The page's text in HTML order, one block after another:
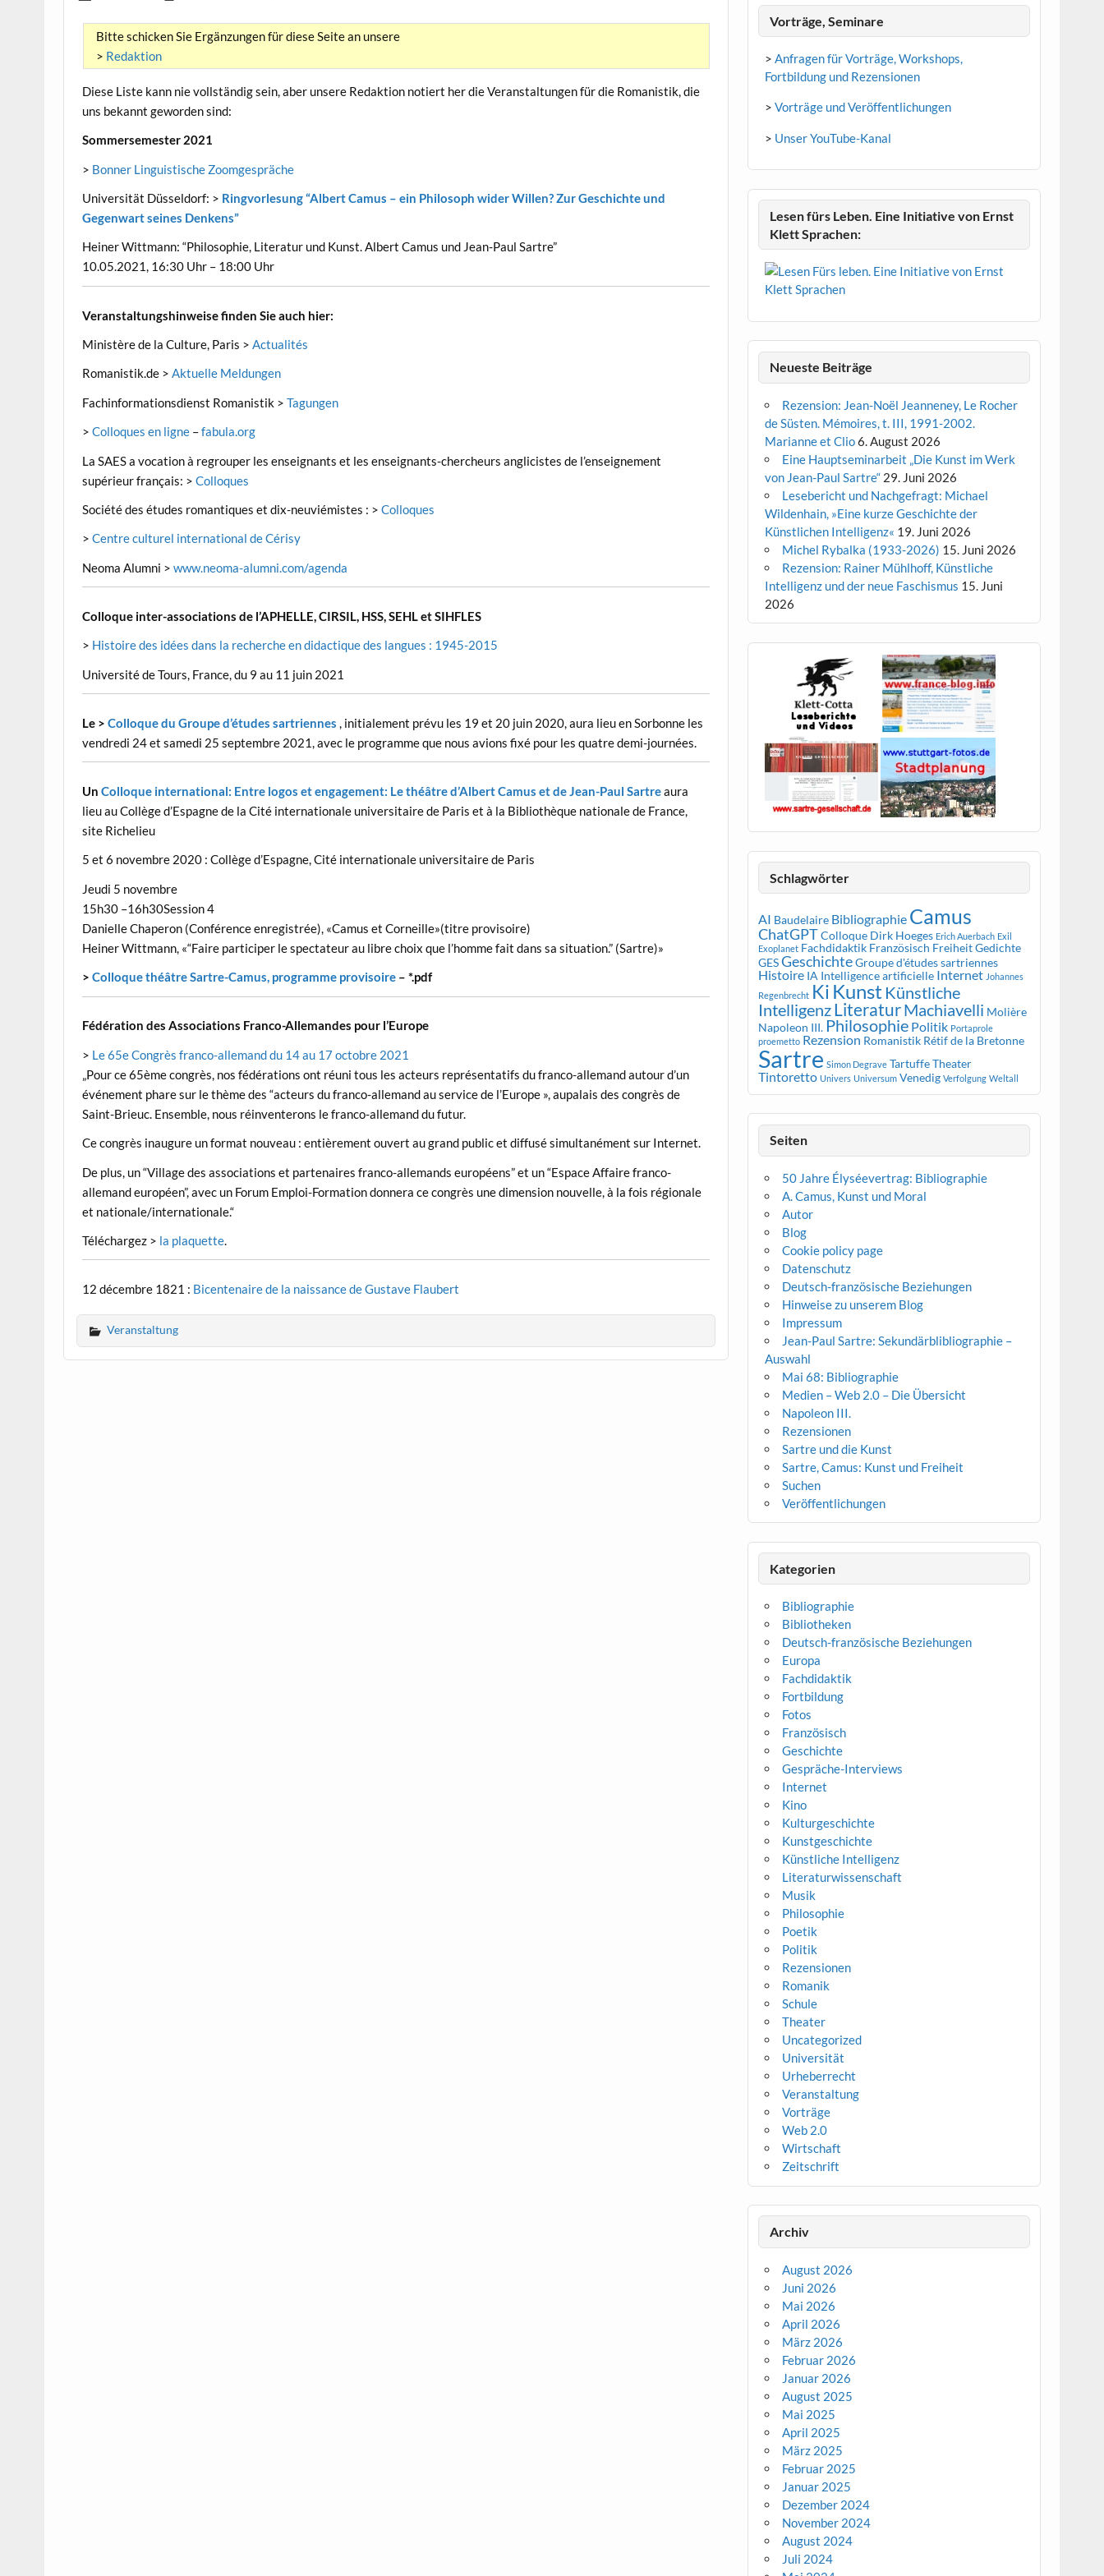
Bitte schicken Sie Ergänzungen für diese Seite an unsere
> Redaktion
Diese Liste kann nie vollständig sein, aber unsere Redaktion notiert her die Veranstaltungen für die Romanistik, die
uns bekannt geworden sind:
Sommersemester 2021
> Bonner Linguistische Zoomgespräche
Universität Düsseldorf: > Ringvorlesung “Albert Camus – ein Philosoph wider Willen? Zur Geschichte und
Gegenwart seines Denkens”
Heiner Wittmann: “Philosophie, Literatur und Kunst. Albert Camus und Jean-Paul Sartre”
10.05.2021, 16:30 Uhr – 18:00 Uhr
Veranstaltungshinweise finden Sie auch hier:
Ministère de la Culture, Paris >Actualités
Romanistik.de >Aktuelle Meldungen
Fachinformationsdienst Romanistik >Tagungen
>Colloques en ligne –fabula.org
La SAES a vocation à regrouper les enseignants et les enseignants-chercheurs anglicistes de l’enseignement
supérieur français: >Colloques
Société des études romantiques et dix-neuviémistes : >Colloques
>Centre culturel international de Cérisy
Neoma Alumni >www.neoma-alumni.com/agenda
Colloque inter-associations de l’APHELLE, CIRSIL, HSS, SEHL et SIHFLES
> Histoire des idées dans la recherche en didactique des langues : 1945-2015
Université de Tours, France, du 9 au 11 juin 2021
Le >Colloque du Groupe d’études sartriennes , initialement prévu les 19 et 20 juin 2020, aura lieu en Sorbonne les
vendredi 24 et samedi 25 septembre 2021, avec le programme que nous avions fixé pour les quatre demi-journées.
UnColloque international: Entre logos et engagement: Le théâtre d’Albert Camus et de Jean-Paul Sartreaura
lieu au Collège d’Espagne de la Cité internationale universitaire de Paris et à la Bibliothèque nationale de France,
site Richelieu
5 et 6 novembre 2020 :Collège d’Espagne,Cité internationale universitairede Paris
Jeudi 5 novembre
15h30 –16h30Session 4
Danielle Chaperon (Conférence enregistrée), «Camus et Corneille»(titre provisoire)
Heiner Wittmann, «“Faire participer le spectateur au libre choix que l’homme fait dans sasituation.” (Sartre)»
>Colloque théâtre Sartre-Camus, programme provisoire – *.pdf
Fédération des Associations Franco-Allemandes pour l’Europe
> Le 65e Congrès franco-allemand du 14 au 17 octobre 2021
„Pour ce 65ème congrès, nos fédérations ont réuni tous les acteurs représentatifs du franco-allemand autour d’un
événement phare sur le thème des “acteurs du franco-allemand au service de l’Europe », aupalais des congrès de
Saint-Brieuc. Ensemble, nous réinventerons le franco-allemand du futur.
Ce congrès inaugure un format nouveau : entièrement ouvert au grand public et diffusé simultanément sur Internet.
De plus, un “Village des associations et partenaires franco-allemands européens” et un “Espace Affaire franco-
allemand européen”, avec un Forum Emploi-Formation donnera ce congrès une dimension nouvelle, à la fois régionale
et nationale/internationale.“
Téléchargez > la plaquette.
12 décembre 1821 : Bicentenaire de la naissance de Gustave Flaubert
Veranstaltung
Vorträge, Seminare
> Anfragen für Vorträge, Workshops,
Fortbildung und Rezensionen
> Vorträge und Veröffentlichungen
> Unser YouTube-Kanal
Lesen fürs Leben. Eine Initiative von Ernst
Klett Sprachen:
Neueste Beiträge
Rezension: Jean-Noël Jeanneney, Le Rocher
de Süsten. Mémoires, t. III, 1991-2002.
Marianne et Clio6. August 2026
Eine Hauptseminarbeit „Die Kunst im Werk
von Jean-Paul Sartre“ 29. Juni 2026
Lesebericht und Nachgefragt: Michael
Wildenhain, »Eine kurze Geschichte der
Künstlichen Intelligenz« 19. Juni 2026
Michel Rybalka (1933-2026) 15. Juni 2026
Rezension: Rainer Mühlhoff, Künstliche
Intelligenz und der neue Faschismus 15. Juni
2026
Schlagwörter
AI Baudelaire Bibliographie Camus
ChatGPTColloque Dirk Hoeges Erich Auerbach Exil
Exoplanet Fachdidaktik Französisch FreiheitGedichte
GESGeschichteGroupe d'études sartriennes
Histoire IA Intelligence artificielle Internet Johannes
Regenbrecht Ki Kunst Künstliche
IntelligenzLiteraturMachiavelli Molière
Napoleon III. Philosophie Politik Portaprole
proemetto Rezension Romanistik Rétif de la Bretonne
Sartre Simon Degrave TartuffeTheater
Tintoretto Univers Universum Venedig Verfolgung Weltall
Seiten
50 Jahre Élyséevertrag: Bibliographie
A. Camus, Kunst und Moral
Autor
Blog
Cookie policy page
Datenschutz
Deutsch-französische Beziehungen
Hinweise zu unserem Blog
Impressum
Jean-Paul Sartre: Sekundärblibliographie –
Auswahl
Mai 68: Bibliographie
Medien – Web 2.0 – Die Übersicht
Napoleon III.
Rezensionen
Sartre und die Kunst
Sartre, Camus: Kunst und Freiheit
Suchen
Veröffentlichungen
Kategorien
Bibliographie
Bibliotheken
Deutsch-französische Beziehungen
Europa
Fachdidaktik
Fortbildung
Fotos
Französisch
Geschichte
Gespräche-Interviews
Internet
Kino
Kulturgeschichte
Kunstgeschichte
Künstliche Intelligenz
Literaturwissenschaft
Musik
Philosophie
Poetik
Politik
Rezensionen
Romanik
Schule
Theater
Uncategorized
Universität
Urheberrecht
Veranstaltung
Vorträge
Web 2.0
Wirtschaft
Zeitschrift
Archiv
August 2026
Juni 2026
Mai 2026
April 2026
März 2026
Februar 2026
Januar 2026
August 2025
Mai 2025
April 2025
März 2025
Februar 2025
Januar 2025
Dezember 2024
November 2024
August 2024
Juli 2024